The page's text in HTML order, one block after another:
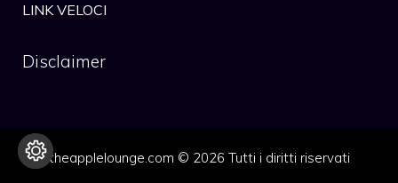
LINK VELOCI
Disclaimer
theapplelounge.com © 2026 Tutti i diritti riservati